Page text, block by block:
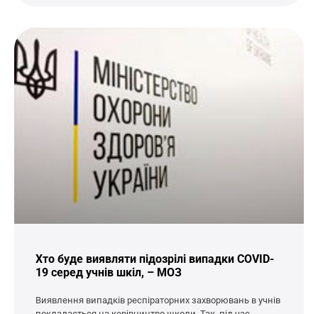
Хто буде виявляти підозрілі випадки COVID-
19 серед учнів шкіл, – МОЗ
Виявлення випадків респіраторних захворювань в учнів